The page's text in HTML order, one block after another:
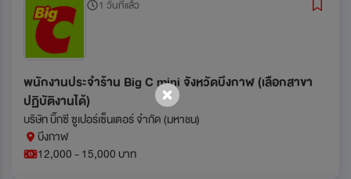
1 วันที่แล้ว
พนักงานประจำร้าน Big C mini จังหวัดบึงกาฬ (เลือกสาขา
ปฏิบัติงานได้)
บริษัท บิ๊กซี ซูเปอร์เซ็นเตอร์ จำกัด (มหาชน)
บึงกาฬ
12,000 - 15,000 บาท